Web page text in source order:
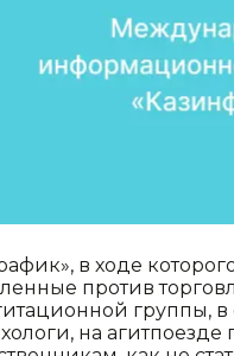
в ходе
против
группы,
на агитпоезде